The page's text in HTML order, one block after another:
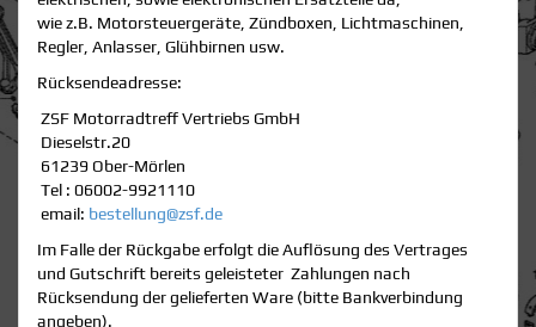
wie z.B. Motorsteuergeräte, Zündboxen, Lichtmaschinen,
Regler, Anlasser, Glühbirnen usw.
Rücksendeadresse:
ZSF Motorradtreff Vertriebs GmbH
Dieselstr.20
61239 Ober-Mörlen
Tel : 06002-9921110
email: bestellung@zsf.de
Im Falle der Rückgabe erfolgt die Auflösung des Vertrages
und Gutschrift bereits geleisteter Zahlungen nach
Rücksendung der gelieferten Ware (bitte Bankverbindung
angeben).